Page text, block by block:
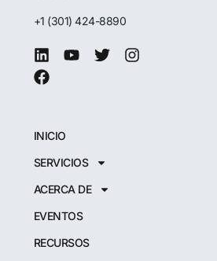
+1 (301) 424-8890
INICIO
SERVICIOS
ACERCA DE
EVENTOS
RECURSOS